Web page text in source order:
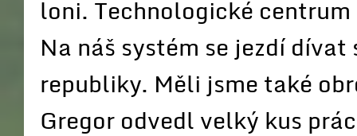
loni. Technologické
Na náš systém se jezdí
republiky. Měli jsme také
Gregor odvedl velký kus